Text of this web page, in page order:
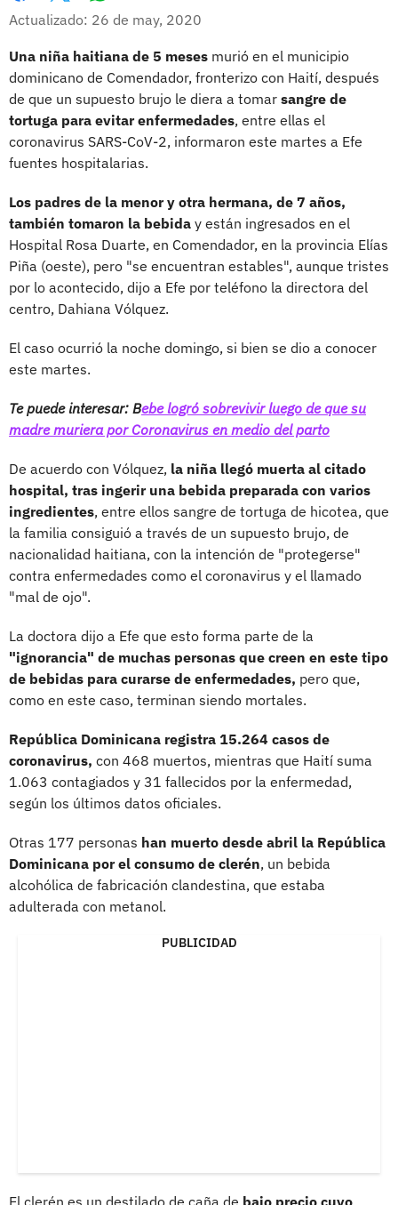
Facebook
X
Actualizado: 26 de may, 2020
Una niña haitiana de 5 meses murió en el municipio
dominicano de Comendador, fronterizo con Haití, después
de que un supuesto brujo le diera a tomar sangre de
tortuga para evitar enfermedades, entre ellas el
coronavirus SARS-CoV-2, informaron este martes a Efe
fuentes hospitalarias.
Los padres de la menor y otra hermana, de 7 años,
también tomaron la bebida y están ingresados en el
Hospital Rosa Duarte, en Comendador, en la provincia Elías
Piña (oeste), pero "se encuentran estables", aunque tristes
por lo acontecido, dijo a Efe por teléfono la directora del
centro, Dahiana Vólquez.
El caso ocurrió la noche domingo, si bien se dio a conocer
este martes.
Te puede interesar: Bebe logró sobrevivir luego de que su
madre muriera por Coronavirus en medio del parto
De acuerdo con Vólquez, la niña llegó muerta al citado
hospital, tras ingerir una bebida preparada con varios
ingredientes, entre ellos sangre de tortuga de hicotea, que
la familia consiguió a través de un supuesto brujo, de
nacionalidad haitiana, con la intención de "protegerse"
contra enfermedades como el coronavirus y el llamado
"mal de ojo".
La doctora dijo a Efe que esto forma parte de la
"ignorancia" de muchas personas que creen en este tipo
de bebidas para curarse de enfermedades, pero que,
como en este caso, terminan siendo mortales.
República Dominicana registra 15.264 casos de
coronavirus, con 468 muertos, mientras que Haití suma
1.063 contagiados y 31 fallecidos por la enfermedad,
según los últimos datos oficiales.
Otras 177 personas han muerto desde abril la República
Dominicana por el consumo de clerén, un bebida
alcohólica de fabricación clandestina, que estaba
adulterada con metanol.
PUBLICIDAD
El clerén es un destilado de caña de bajo precio cuyo